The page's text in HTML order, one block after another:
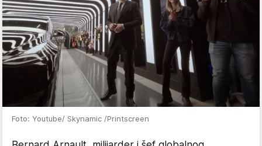
Foto: Youtube/ Skynamic /Printscreen